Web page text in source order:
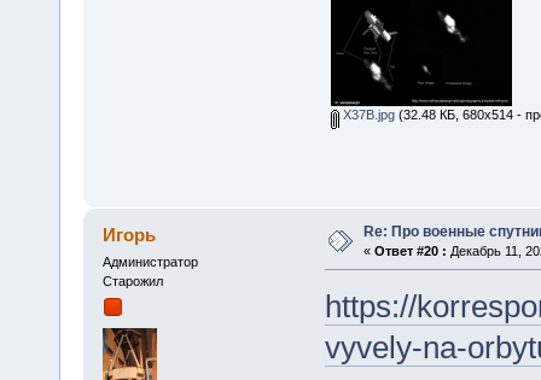
X37B.jpg(32.48 КБ, 680x514 -
Игорь
Администратор
Старожил
Re: Про военные
« Ответ #20 : Декабрь 11,
https://
vyvely-na-